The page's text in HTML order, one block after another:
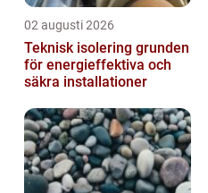
02 augusti 2026
Teknisk isolering grunden
för energieffektiva och
säkra installationer